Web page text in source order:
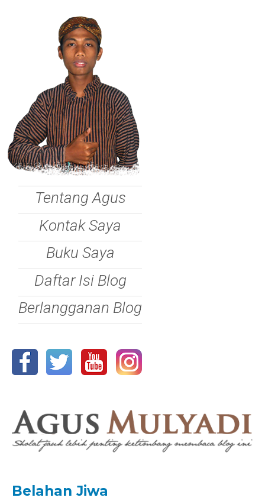
Tentang Agus
Kontak Saya
Buku Saya
Daftar Isi Blog
Berlangganan Blog
Belahan Jiwa